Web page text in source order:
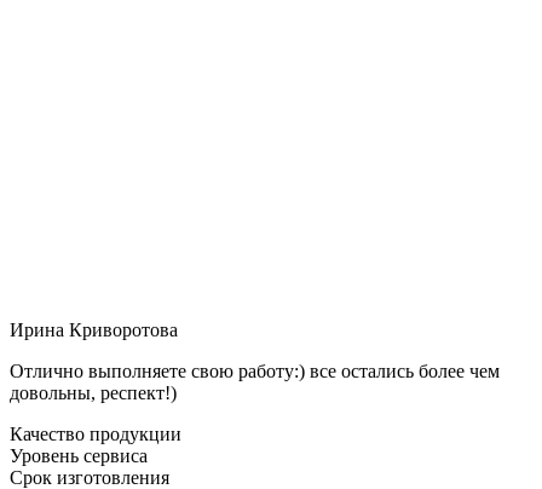
Ирина Криворотова
Отлично выполняете свою работу:) все остались более чем
довольны, респект!)
Качество продукции
Уровень сервиса
Срок изготовления